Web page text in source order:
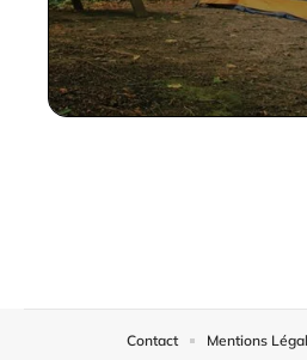
Contact Mentions